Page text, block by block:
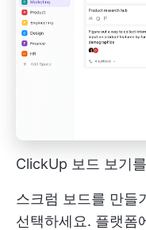
ClickUp 보드 보기
스크럼 보드를 만들
선택하세요. 플랫폼